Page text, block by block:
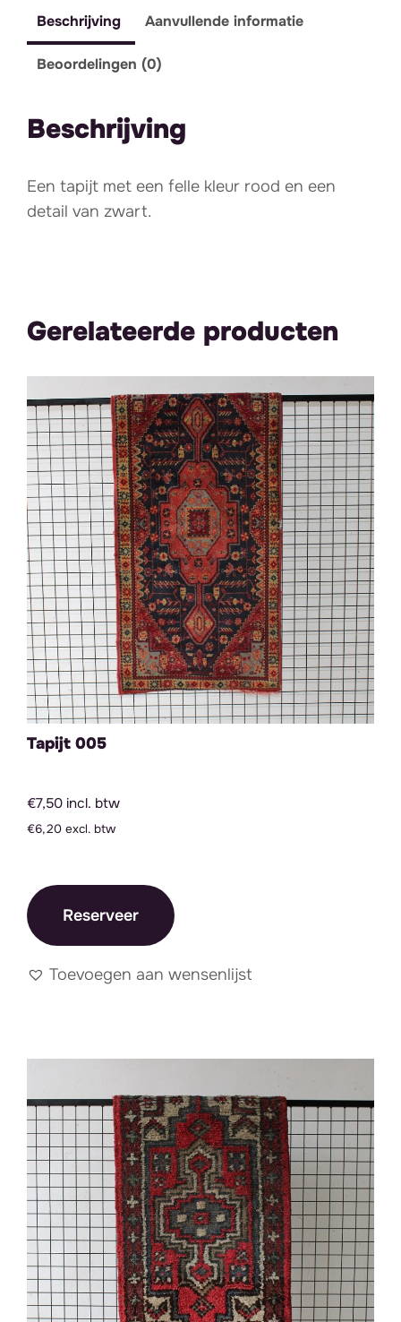
Beschrijving Aanvullende informatie
Beoordelingen (0)
Beschrijving
Een tapijt met een felle kleur rood en een
detail van zwart.
Gerelateerde producten
Tapijt 005
€7,50 incl. btw
€6,20 excl. btw
Reserveer
Toevoegen aan wensenlijst